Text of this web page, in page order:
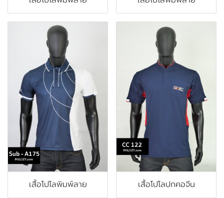
เสื้อโปโลพิมพ์ลาย เสื้อโปโลปกคอจีน